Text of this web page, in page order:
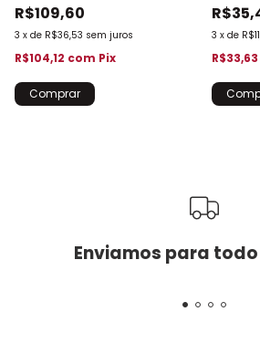
R$109,60
3 x de R$36,53 sem juros
R$104,12 com Pix
3 x de
R$33,63
Enviamos para